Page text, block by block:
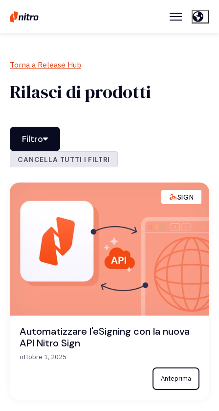
Torna a Release Hub
Rilasci di prodotti
Filtro
CANCELLA TUTTI I FILTRI
SIGN
Automatizzare l'eSigning con la nuova
API Nitro Sign
ottobre 1, 2025
Anteprima